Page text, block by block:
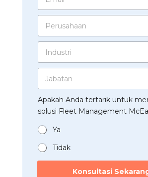
W
t
A
p
*
a
*
P
r
a
a
n
*
I
d
r
i
J
b
a
t
n
*
J
a
b
a
t
a
Apakah Anda tertarik untuk
solusi Fleet Management
Ya
Tidak
Konsultasi